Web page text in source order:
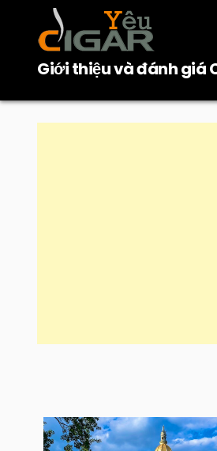
content
Giới thiệu và đánh giá